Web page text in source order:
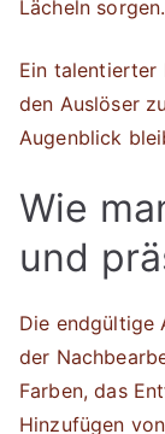
Lächeln sorgen.
Ein talentierter
den Auslöser
Augenblick
Wie
und
Die endgültige
der
Farben, das
Hinzufügen